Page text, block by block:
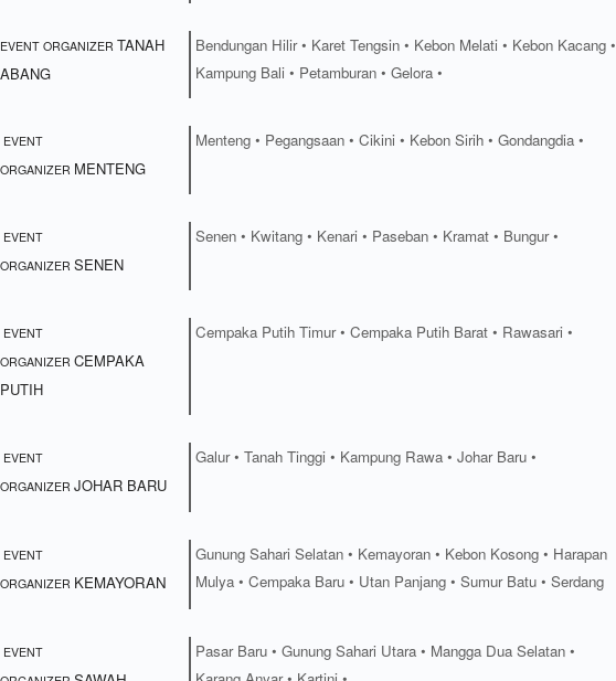
EVENT ORGANIZER TANAH
ABANG
Bendungan Hilir • Karet Tengsin • Kebon Melati • Kebon Kacang •
Kampung Bali • Petamburan • Gelora •
EVENT
ORGANIZER MENTENG
Menteng • Pegangsaan • Cikini • Kebon Sirih • Gondangdia •
EVENT
ORGANIZER SENEN
Senen • Kwitang • Kenari • Paseban • Kramat • Bungur •
EVENT
ORGANIZER CEMPAKA
PUTIH
Cempaka Putih Timur • Cempaka Putih Barat • Rawasari •
EVENT
ORGANIZER JOHAR BARU
Galur • Tanah Tinggi • Kampung Rawa • Johar Baru •
EVENT
ORGANIZER KEMAYORAN
Gunung Sahari Selatan • Kemayoran • Kebon Kosong • Harapan
Mulya • Cempaka Baru • Utan Panjang • Sumur Batu • Serdang
EVENT
Pasar Baru • Gunung Sahari Utara • Mangga Dua Selatan •